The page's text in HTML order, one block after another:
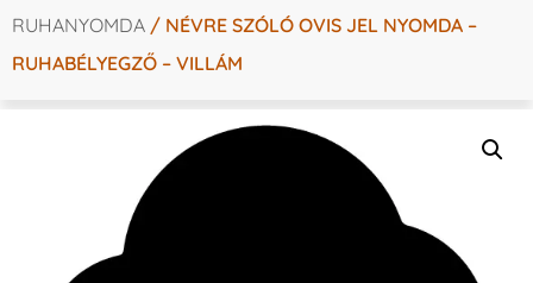
RUHANYOMDA / NÉVRE SZÓLÓ OVIS JEL NYOMDA –
RUHABÉLYEGZŐ – VILLÁM